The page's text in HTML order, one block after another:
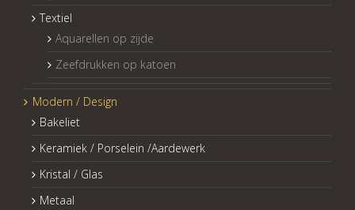
Textiel
Aquarellen op zijde
Zeefdrukken op katoen
Modern / Design
Bakeliet
Keramiek / Porselein /Aardewerk
Kristal / Glas
Metaal